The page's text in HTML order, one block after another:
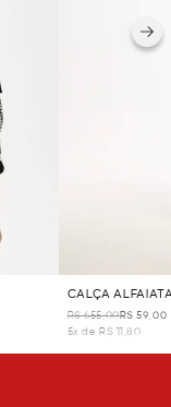
CALÇA
R$ 655,00R$ 59,00
5x de R$ 11,80